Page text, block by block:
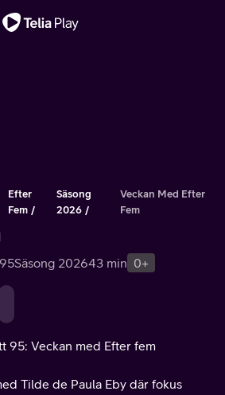
Efter
Fem
Säsong
2026
Veckan Med Efter
Fem
Säsong 202643 min 0+
95: Veckan med Efter fem
Tilde de Paula Eby där fokus